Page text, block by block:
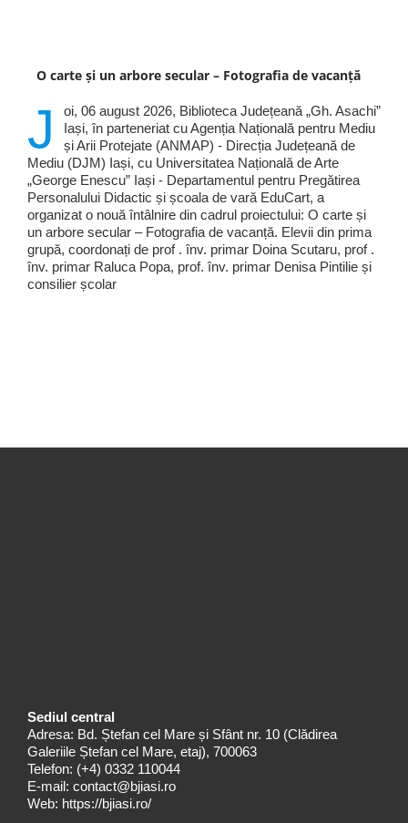
O carte și un arbore secular – Fotografia de vacanță
J
oi, 06 august 2026, Biblioteca Județeană „Gh. Asachi”
Iași, în parteneriat cu Agenția Națională pentru Mediu
și Arii Protejate (ANMAP) - Direcția Județeană de
Mediu (DJM) Iași, cu Universitatea Națională de Arte
„George Enescu” Iași - Departamentul pentru Pregătirea
Personalului Didactic și școala de vară EduCart, a
organizat o nouă întâlnire din cadrul proiectului: O carte și
un arbore secular – Fotografia de vacanță. Elevii din prima
grupă, coordonați de prof . înv. primar Doina Scutaru, prof .
înv. primar Raluca Popa, prof. înv. primar Denisa Pintilie și
consilier școlar
Sediul central
Adresa: Bd. Ștefan cel Mare și Sfânt nr. 10 (Clădirea
Galeriile Ștefan cel Mare, etaj), 700063
Telefon: (+4) 0332 110044
E-mail: contact@bjiasi.ro
Web: https://bjiasi.ro/